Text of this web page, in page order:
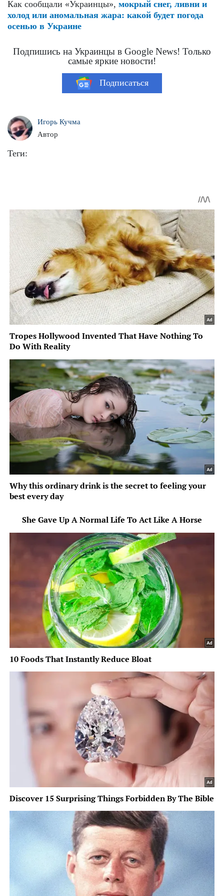
Как сообщали «Украинцы», мокрый снег, ливни и
холод или аномальная жара: какой будет погода
осенью в Украине
Подпишись на Украинцы в Google News! Только
самые яркие новости!
Подписаться
Игорь Кучма
Автор
Теги: